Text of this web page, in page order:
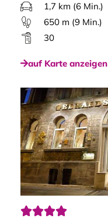
1,7 km (6 Min.)
650 m (9 Min.)
30
auf Karte anzeigen
